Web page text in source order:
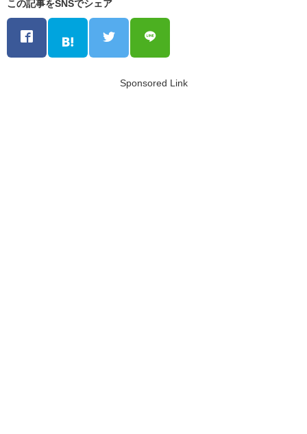
この記事をSNSでシェア
Sponsored Link